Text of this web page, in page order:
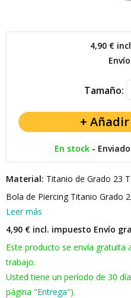
4,90 €
Tamaño:
En stock-
Material: Titanio de Grado 23
Bola de Piercing Titanio Grado
Leer más
4,90 € incl. impuesto Envío
Este producto se envía gratuita
trabajo.
Usted tiene un período de 30
página "Entrega").